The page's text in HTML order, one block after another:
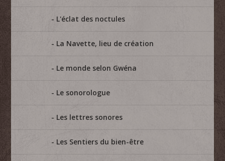
L'éclat des noctules
La Navette, lieu de création
Le monde selon Gwéna
Le sonorologue
Les lettres sonores
Les Sentiers du bien-être